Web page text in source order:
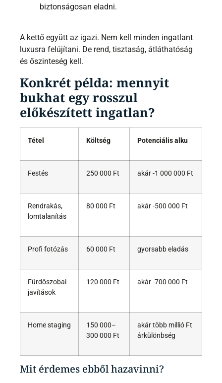
biztonságosan eladni.
A kettő együtt az igazi. Nem kell minden ingatlant
luxusra felújítani. De rend, tisztaság, átláthatóság
és őszinteség kell.
Konkrét példa: mennyit
bukhat egy rosszul
előkészített ingatlan?
Tétel Költség Potenciális alku
Festés 250 000 Ft akár -1 000 000 Ft
Rendrakás,
lomtalanítás
80 000 Ft akár -500 000 Ft
Profi fotózás 60 000 Ft gyorsabb eladás
Fürdőszobai
javítások
120 000 Ft akár -700 000 Ft
Home staging
150 000–
300 000 Ft
akár több millió Ft
árkülönbség
Mit érdemes ebből hazavinni?